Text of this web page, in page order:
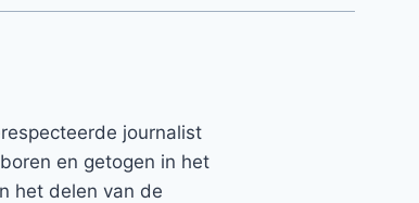
journalist
en getogen in het
het delen van de